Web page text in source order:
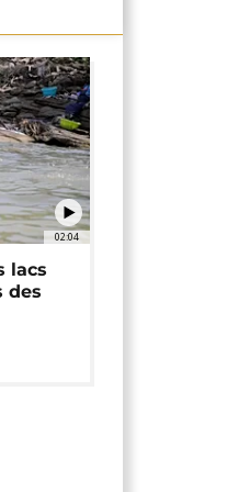
02:04
lacs
des